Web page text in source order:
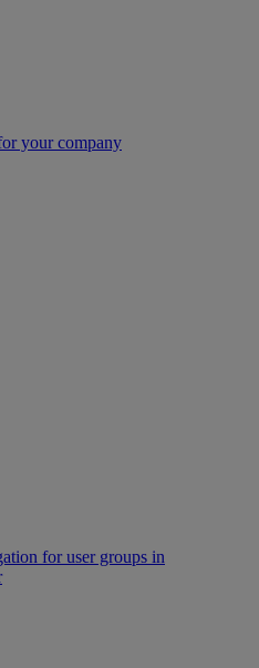
your company
for user groups in